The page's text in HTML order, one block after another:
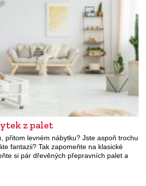
z palet
přitom levném nábytku? Jste aspoň trochu
fantazii? Tak zapomeňte na klasické
si pár dřevěných přepravních palet a